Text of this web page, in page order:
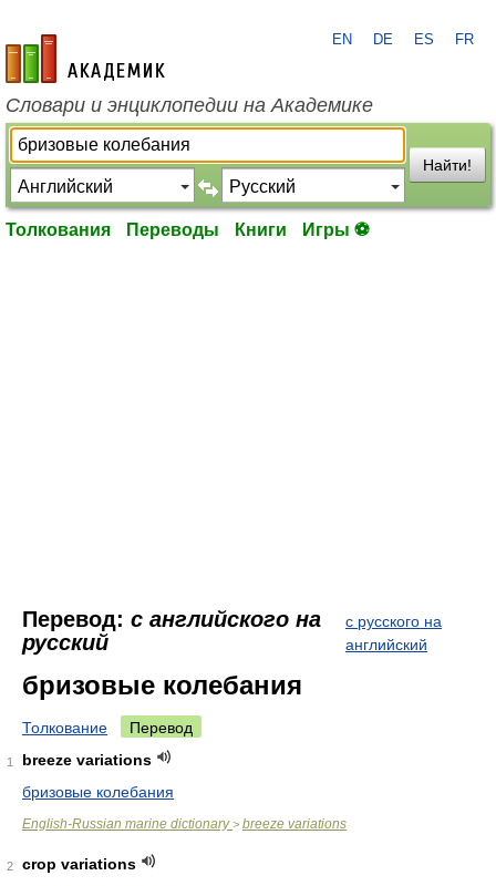
academic.ru
EN DE ES FR
Словари и энциклопедии на Академике
Найти!
Толкования Переводы Книги Игры ⚽
Перевод: с английского на
русский
с русского на
английский
бризовые колебания
Толкование Перевод
1
breeze variations
бризовые колебания
English-Russian marine dictionary> breeze variations
2
crop variations